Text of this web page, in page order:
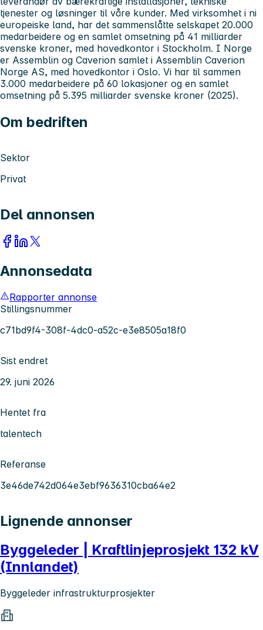
tjenester og løsninger til våre kunder. Med virksomhet i ni
europeiske land, har det sammenslåtte selskapet 20.000
medarbeidere og en samlet omsetning på 41 milliarder
svenske kroner, med hovedkontor i Stockholm. I Norge
er Assemblin og Caverion samlet i Assemblin Caverion
Norge AS, med hovedkontor i Oslo. Vi har til sammen
3.000 medarbeidere på 60 lokasjoner og en samlet
omsetning på 5.395 milliarder svenske kroner (2025).
Om bedriften
Sektor
Privat
Del annonsen
Annonsedata
Rapporter annonse
Stillingsnummer
c71bd9f4-308f-4dc0-a52c-e3e8505a18f0
Sist endret
29. juni 2026
Hentet fra
talentech
Referanse
3e46de742d064e3ebf9636310cba64e2
Lignende annonser
Byggeleder | Kraftlinjeprosjekt 132 kV
(Innlandet)
Byggeleder infrastrukturprosjekter